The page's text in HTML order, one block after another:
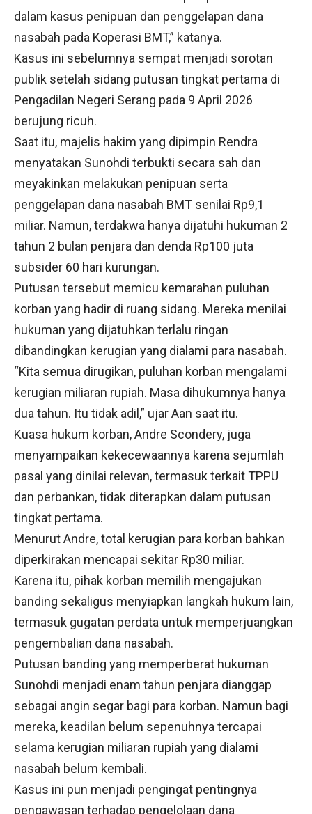
dalam kasus penipuan dan penggelapan dana
nasabah pada Koperasi BMT,” katanya.
Kasus ini sebelumnya sempat menjadi sorotan
publik setelah sidang putusan tingkat pertama di
Pengadilan Negeri Serang pada 9 April 2026
berujung ricuh.
Saat itu, majelis hakim yang dipimpin Rendra
menyatakan Sunohdi terbukti secara sah dan
meyakinkan melakukan penipuan serta
penggelapan dana nasabah BMT senilai Rp9,1
miliar. Namun, terdakwa hanya dijatuhi hukuman 2
tahun 2 bulan penjara dan denda Rp100 juta
subsider 60 hari kurungan.
Putusan tersebut memicu kemarahan puluhan
korban yang hadir di ruang sidang. Mereka menilai
hukuman yang dijatuhkan terlalu ringan
dibandingkan kerugian yang dialami para nasabah.
“Kita semua dirugikan, puluhan korban mengalami
kerugian miliaran rupiah. Masa dihukumnya hanya
dua tahun. Itu tidak adil,” ujar Aan saat itu.
Kuasa hukum korban, Andre Scondery, juga
menyampaikan kekecewaannya karena sejumlah
pasal yang dinilai relevan, termasuk terkait TPPU
dan perbankan, tidak diterapkan dalam putusan
tingkat pertama.
Menurut Andre, total kerugian para korban bahkan
diperkirakan mencapai sekitar Rp30 miliar.
Karena itu, pihak korban memilih mengajukan
banding sekaligus menyiapkan langkah hukum lain,
termasuk gugatan perdata untuk memperjuangkan
pengembalian dana nasabah.
Putusan banding yang memperberat hukuman
Sunohdi menjadi enam tahun penjara dianggap
sebagai angin segar bagi para korban. Namun bagi
mereka, keadilan belum sepenuhnya tercapai
selama kerugian miliaran rupiah yang dialami
nasabah belum kembali.
Kasus ini pun menjadi pengingat pentingnya
pengawasan terhadap pengelolaan dana